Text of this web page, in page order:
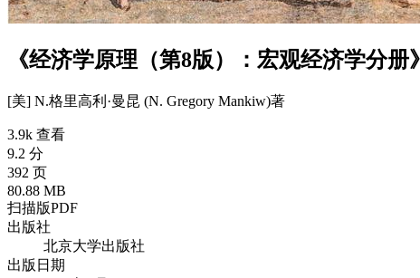
《经济学原理（第8版）：宏观经济学分册
[美] N.格里高利·曼昆 (N. Gregory Mankiw)著
3.9k 查看
9.2 分
392 页
80.88 MB
扫描版PDF
出版社
北京大学出版社
出版日期